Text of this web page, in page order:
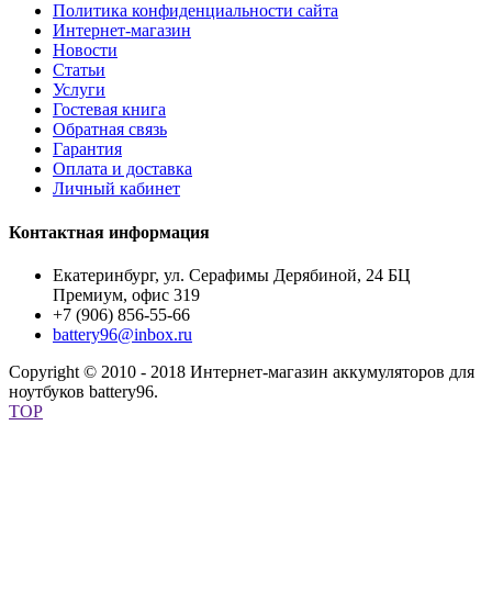
Политика конфиденциальности сайта
Интернет-магазин
Новости
Статьи
Услуги
Гостевая книга
Обратная связь
Гарантия
Оплата и доставка
Личный кабинет
Контактная информация
Екатеринбург, ул. Серафимы Дерябиной, 24 БЦ
Премиум, офис 319
+7 (906) 856-55-66
battery96@inbox.ru
Copyright © 2010 - 2018 Интернет-магазин аккумуляторов для
ноутбуков battery96.
TOP